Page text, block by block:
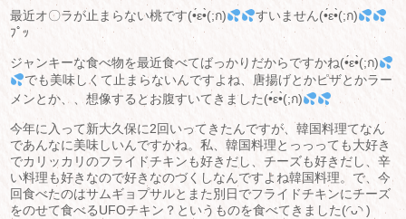
最近オ〇ラが止まらない桃です(•́ε•̀(;ก)
すいません(•́ε•̀(;ก)
ﾌﾟｯ
ジャンキーな食べ物を最近食べてばっかりだからですかね(•́ε•̀(;ก)
でも美味しくて止まらないんですよね、唐揚げとかピザとかラー
メンとか、、想像するとお腹すいてきました(•́ε•̀(;ก)
今年に入って新大久保に2回いってきたんですが、韓国料理てなん
であんなに美味しいんですかね。私、韓国料理とっっっても大好き
でカリッカリのフライドチキンも好きだし、チーズも好きだし、辛
い料理も好きなので好きなのづくしなんですよね韓国料理。で、今
回食べたのはサムギョプサルとまた別日でフライドチキンにチーズ
をのせて食べるUFOチキン？というものを食べてきました(◜ᴗ◝ )